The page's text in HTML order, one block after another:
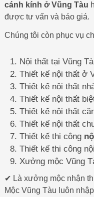
cánh kính ở Vũng Tàu
được tư vấn và báo giá.
Chúng tôi còn phục vụ
Nội thất tại Vũng
Thiết kế nội thất ở
Thiết kế nội thất
Thiết kế nội thất
Thiết kế nội thất
Thiết kế nội thất
Thiết kế thi công
Thiết kế thi công
Xưởng mộc Vũng
✔ Là xưởng mộc nhận
Mộc Vũng Tàu luôn